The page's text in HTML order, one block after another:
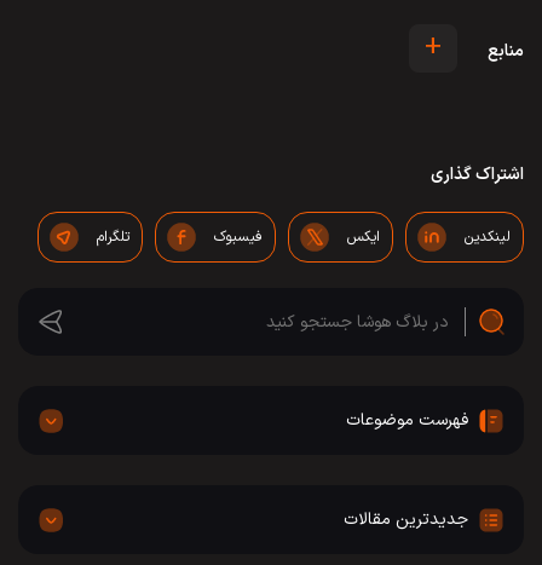
منابع +
اشتراک گذاری
لینکدین ایکس فیسبوک تلگرام
فهرست موضوعات
جدیدترین مقالات